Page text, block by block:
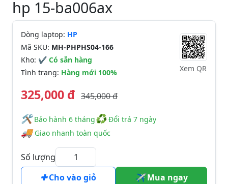
hp 15-ba006ax
Dòng laptop: HP
Mã SKU: MH-PHPHS04-166
Kho: ✔ Có sẵn hàng
Tình trạng: Hàng mới 100% Xem QR
325,000 đ 345,000 đ
🛠️️ Bảo hành 6 tháng♻Đổi trả 7 ngày
🚚Giao nhanh toàn quốc
Số lượng
Cho vào giỏ
Mua ngay